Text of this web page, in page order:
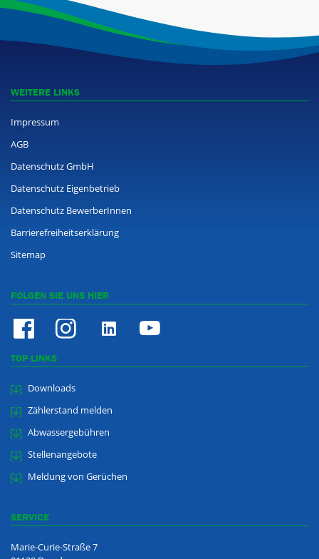
WEITERE LINKS
Impressum
AGB
Datenschutz GmbH
Datenschutz Eigenbetrieb
Datenschutz BewerberInnen
Barrierefreiheitserklärung
Sitemap
FOLGEN SIE UNS HIER
TOP-LINKS
Downloads
Zählerstand melden
Abwassergebühren
Stellenangebote
Meldung von Gerüchen
SERVICE
Marie-Curie-Straße 7